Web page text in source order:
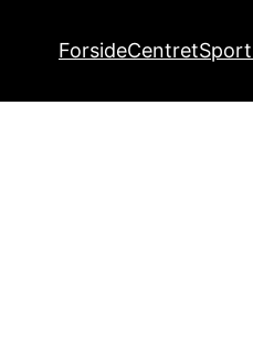
ForsideCentret